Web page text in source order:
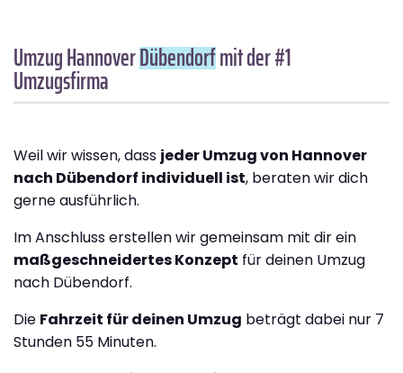
Umzug HannoverDübendorfmit der #1
Umzugsfirma
Weil wir wissen, dass jeder Umzug von Hannover
nach Dübendorf individuell ist, beraten wir dich
gerne ausführlich.
Im Anschluss erstellen wir gemeinsam mit dir ein
maßgeschneidertes Konzept für deinen Umzug
nach Dübendorf.
Die Fahrzeit für deinen Umzug beträgt dabei nur 7
Stunden 55 Minuten.